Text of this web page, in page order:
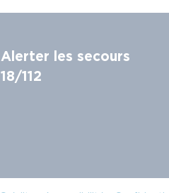
Alerter les secours
18/112